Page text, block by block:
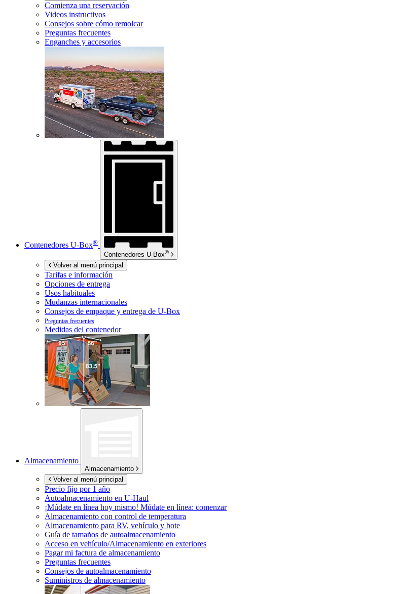
Comienza una reservación
Videos instructivos
Consejos sobre cómo remolcar
Preguntas frecuentes
Enganches y accesorios
Contenedores U-Box®
Contenedores U-Box®
Volver al menú principal
Tarifas e información
Opciones de entrega
Usos habituales
Mudanzas internacionales
Consejos de empaque y entrega de U-Box
Preguntas frecuentes
Medidas del contenedor
Almacenamiento
Almacenamiento
Volver al menú principal
Precio fijo por 1 año
Autoalmacenamiento en U-Haul
¡Múdate en línea hoy mismo! Múdate en línea: comenzar
Almacenamiento con control de temperatura
Almacenamiento para RV, vehículo y bote
Guía de tamaños de autoalmacenamiento
Acceso en vehículo/Almacenamiento en exteriores
Pagar mi factura de almacenamiento
Preguntas frecuentes
Consejos de autoalmacenamiento
Suministros de almacenamiento